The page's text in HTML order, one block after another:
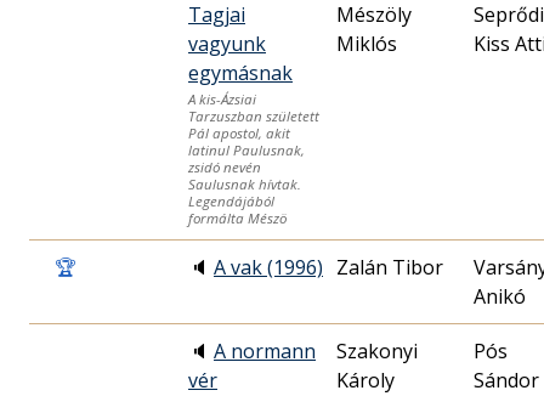
Tagjai
vagyunk
egymásnak
A kis-Ázsiai
Tarzuszban született
Pál apostol, akit
latinul Paulusnak,
zsidó nevén
Saulusnak hívtak.
Legendájából
formálta Mészö
Mészöly
Miklós
Seprődi
Kiss
🏆 🔈 A vak (1996) Zalán Tibor
Anikó
🔈 A normann
vér
Szakonyi
Károly
Pós
Sándor